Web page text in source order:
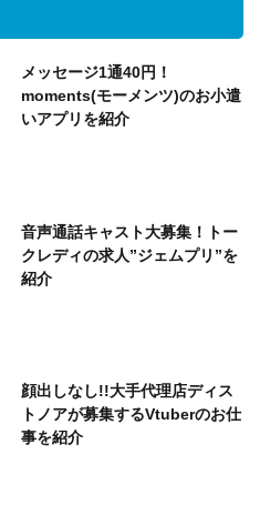
メッセージ1通40円！
moments(モーメンツ)のお小遣
いアプリを紹介
音声通話キャスト大募集！トー
クレディの求人”ジェムプリ”を
紹介
顔出しなし!!大手代理店ディス
トノアが募集するVtuberのお仕
事を紹介